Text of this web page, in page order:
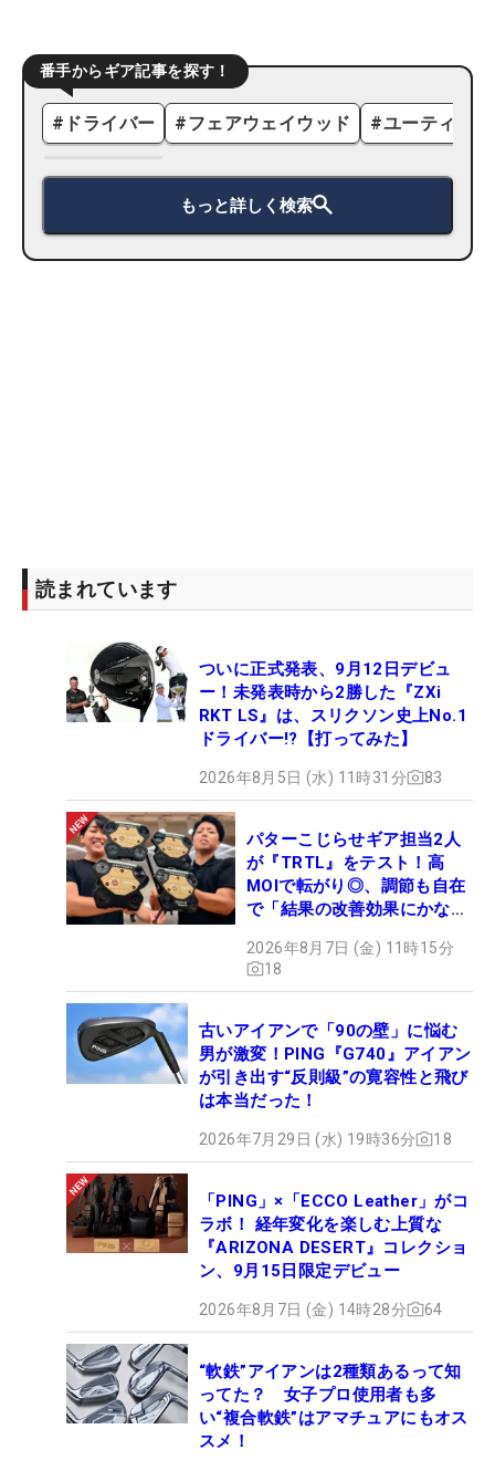
番手からギア記事を探す！
# ドライバー #フェアウェイウッド #ユーティリ
もっと詳しく検索
読まれています
ついに正式発表、9月12日デビュ
ー！未発表時から2勝した『ZXi
RKT LS』は、スリクソン史上No.1
ドライバー!?【打ってみた】
2026年8月5日 (水) 11時31分 83
パターこじらせギア担当2人
が『TRTL』をテスト！高
MOIで転がり◎、調節も自在
で「結果の改善効果にかなり
2026年8月7日 (金) 11時15分
18
古いアイアンで「90の壁」に悩む
男が激変！PING『G740』アイアン
が引き出す“反則級”の寛容性と飛び
は本当だった！
2026年7月29日 (水) 19時36分 18
「PING」×「ECCO Leather」がコ
ラボ！ 経年変化を楽しむ上質な
『ARIZONA DESERT』コレクショ
ン、9月15日限定デビュー
2026年8月7日 (金) 14時28分 64
“軟鉄”アイアンは2種類あるって知
ってた？ 女子プロ使用者も多
い“複合軟鉄”はアマチュアにもオス
スメ！